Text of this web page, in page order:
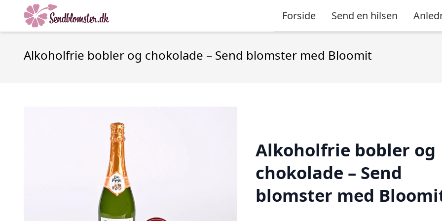
Forside Send en hilsen
Alkoholfrie bobler og chokolade – Send blomster med Bloomit
Alkoholfrie bobler og
chokolade – Send
blomster med